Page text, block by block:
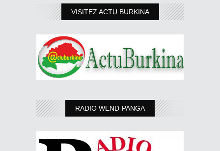
VISITEZ ACTU BURKINA
RADIO WEND-PANGA